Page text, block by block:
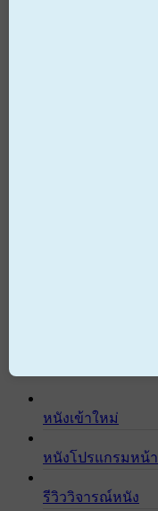
หนังเข้าใหม่
หนังโปรแกรมหน้า
รีวิววิจารณ์หนัง